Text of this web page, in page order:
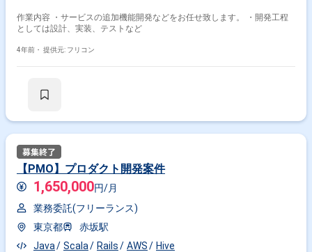
作業内容 ・サービスの追加機能開発などをお任せ致します。 ・開発工程
としては設計、実装、テストなど
4年前・ 提供元: フリコン
【PMO】プロダクト開発案件
1,650,000円/月
業務委託(フリーランス)
東京都
赤坂駅
Java
Scala Rails AWS
Hive